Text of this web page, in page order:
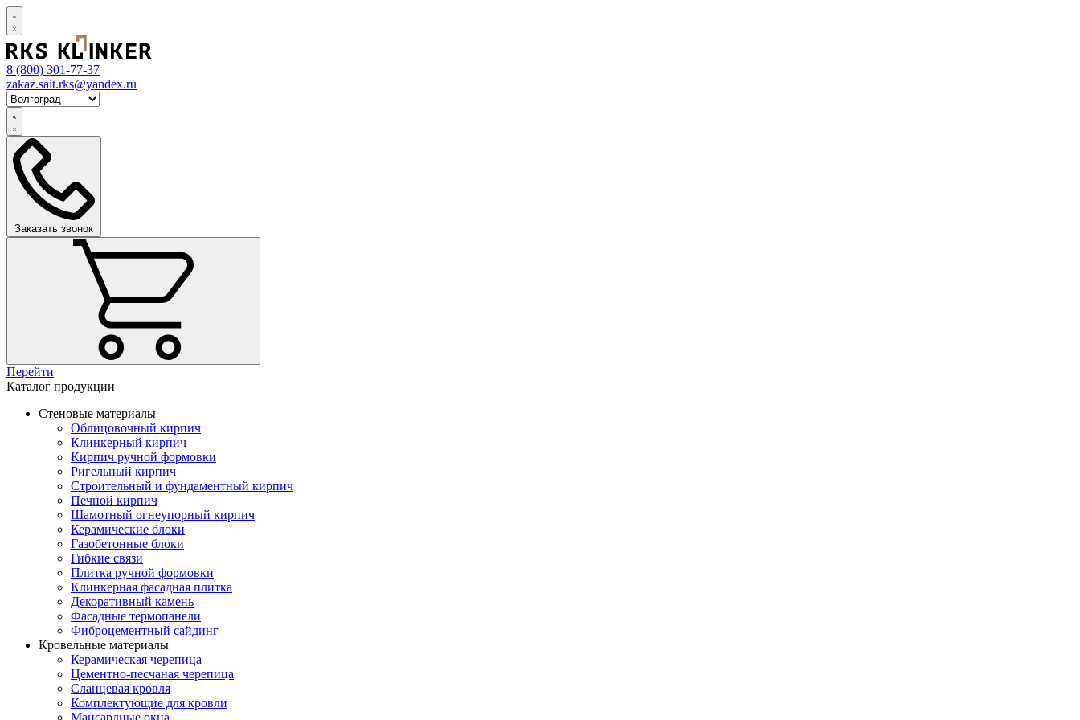
8 (800) 301-77-37
zakaz.sait.rks@yandex.ru
Заказать звонок
Перейти
Каталог продукции
Стеновые материалы
Облицовочный кирпич
Клинкерный кирпич
Кирпич ручной формовки
Ригельный кирпич
Строительный и фундаментный кирпич
Печной кирпич
Шамотный огнеупорный кирпич
Керамические блоки
Газобетонные блоки
Гибкие связи
Плитка ручной формовки
Клинкерная фасадная плитка
Декоративный камень
Фасадные термопанели
Фиброцементный сайдинг
Кровельные материалы
Керамическая черепица
Цементно-песчаная черепица
Сланцевая кровля
Комплектующие для кровли
Мансардные окна